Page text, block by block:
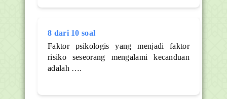
8 dari 10 soal
Faktor psikologis yang menjadi faktor
risiko seseorang mengalami kecanduan
adalah ….